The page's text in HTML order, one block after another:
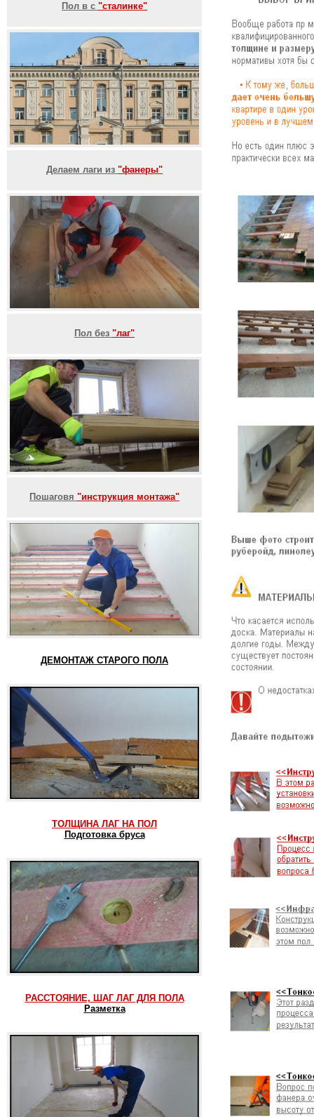
Пол в с "сталинке"
Делаем лаги из "фанеры"
Пол без "лаг"
Пошаговя "инструкция монтажа"
ДЕМОНТАЖ СТАРОГО ПОЛА
ТОЛЩИНА ЛАГ НА ПОЛ
Подготовка бруса
РАССТОЯНИЕ, ШАГ ЛАГ ДЛЯ ПОЛА
Разметка